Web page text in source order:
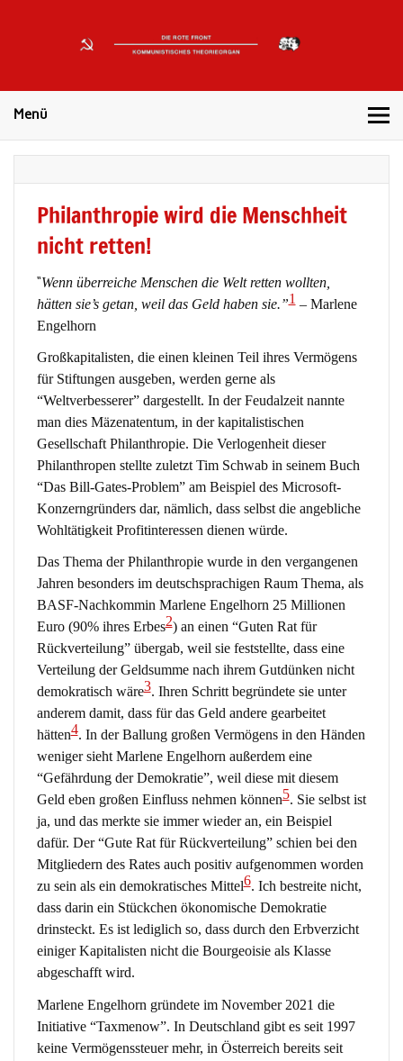
FRONT
Menü
Philanthropie wird die Menschheit
nicht retten!
“Wenn überreiche Menschen die Welt retten wollten,
hätten sie’s getan, weil das Geld haben sie.”1– Marlene
Engelhorn
Großkapitalisten, die einen kleinen Teil ihres Vermögens
für Stiftungen ausgeben, werden gerne als
“Weltverbesserer” dargestellt. In der Feudalzeit nannte
man dies Mäzenatentum, in der kapitalistischen
Gesellschaft Philanthropie. Die Verlogenheit dieser
Philanthropen stellte zuletzt Tim Schwab in seinem Buch
“Das Bill-Gates-Problem” am Beispiel des Microsoft-
Konzerngründers dar, nämlich, dass selbst die angebliche
Wohltätigkeit Profitinteressen dienen würde.
Das Thema der Philanthropie wurde in den vergangenen
Jahren besonders im deutschsprachigen Raum Thema, als
BASF-Nachkommin Marlene Engelhorn 25 Millionen
Euro (90% ihres Erbes2) an einen “Guten Rat für
Rückverteilung” übergab, weil sie feststellte, dass eine
Verteilung der Geldsumme nach ihrem Gutdünken nicht
demokratisch wäre3. Ihren Schritt begründete sie unter
anderem damit, dass für das Geld andere gearbeitet
hätten4. In der Ballung großen Vermögens in den Händen
weniger sieht Marlene Engelhorn außerdem eine
“Gefährdung der Demokratie”, weil diese mit diesem
Geld eben großen Einfluss nehmen können5. Sie selbst ist
ja, und das merkte sie immer wieder an, ein Beispiel
dafür. Der “Gute Rat für Rückverteilung” schien bei den
Mitgliedern des Rates auch positiv aufgenommen worden
zu sein als ein demokratisches Mittel6. Ich bestreite nicht,
dass darin ein Stückchen ökonomische Demokratie
drinsteckt. Es ist lediglich so, dass durch den Erbverzicht
einiger Kapitalisten nicht die Bourgeoisie als Klasse
abgeschafft wird.
Marlene Engelhorn gründete im November 2021 die
Initiative “Taxmenow”. In Deutschland gibt es seit 1997
keine Vermögenssteuer mehr, in Österreich bereits seit